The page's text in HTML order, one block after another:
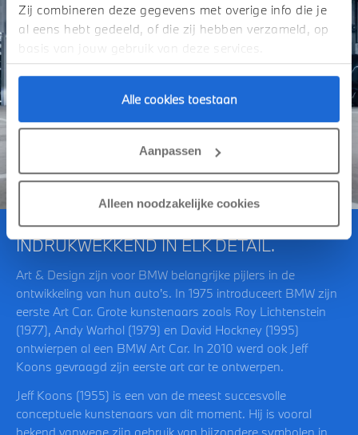
Zij combineren deze gegevens met overige info die je
al eens hebt gedeeld, of die zij hebben verzameld, op
basis van jouw gebruik van deze services.
Alle cookies toestaan
Aanpassen
Alleen noodzakelijke cookies
INDRUKWEKKEND IN ELK DETAIL.
Art & Design zijn voor BMW belangrijke pijlers in de
ontwikkeling van hun auto’s. In 1975 introduceert BMW zijn
eerste Art Car. Grote kunstenaars zoals Roy Lichtenstein
(1977), Andy Warhol (1979) en David Hockney (1995)
ontwierpen al een BMW Art Car. In 2010 werd ook Jeff
Koons gevraagd zijn eerste art car te ontwerpen.
Jeff Koons (1955) is een van de meest succesvolle
conceptuele kunstenaars van dit moment. Hij is vooral